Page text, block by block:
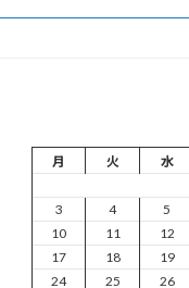
月
火 水
3
4 5
10
11 12
17
18 19
24
25 26